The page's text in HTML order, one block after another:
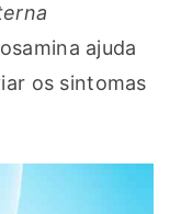
ajuda
os sintomas